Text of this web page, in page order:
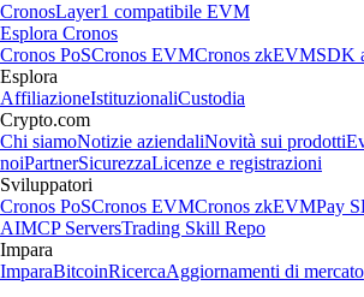
CronosLayer1 compatibile EVM
Esplora Cronos
Cronos PoSCronos EVMCronos zkEVMSDK
Esplora
AffiliazioneIstituzionaliCustodia
Crypto.com
Chi siamoNotizie aziendaliNovità sui prodotti
noiPartnerSicurezzaLicenze e registrazioni
Sviluppatori
Cronos PoSCronos EVMCronos zkEVMPay
AIMCP ServersTrading Skill Repo
Impara
ImparaBitcoinRicercaAggiornamenti di mercato